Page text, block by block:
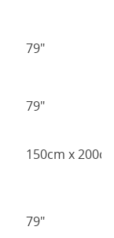
79"
79"
150cm x
79"